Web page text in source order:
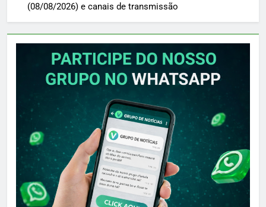
(08/08/2026) e canais de transmissão